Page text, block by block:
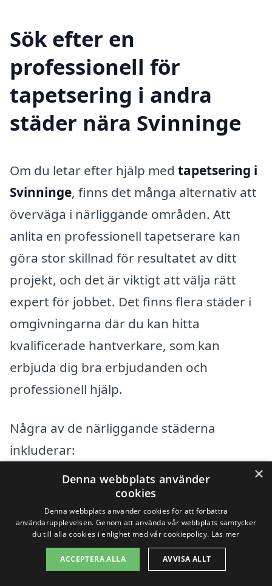
Sök efter en
professionell för
tapetsering i andra
städer nära Svinninge
Om du letar efter hjälp med tapetsering i
Svinninge, finns det många alternativ att
överväga i närliggande områden. Att
anlita en professionell tapetserare kan
göra stor skillnad för resultatet av ditt
projekt, och det är viktigt att välja rätt
expert för jobbet. Det finns flera städer i
omgivningarna där du kan hitta
kvalificerade hantverkare, som kan
erbjuda dig bra erbjudanden och
professionell hjälp.
Några av de närliggande städerna
inkluderar:
Åkersberga
Danderyd
Täby
×
Denna webbplats använder
cookies
Denna webbplats använder cookies för att förbättra
användarupplevelsen. Genom att använda vår webbplats samtycker
du till alla cookies i enlighet med vår cookiepolicy. Läs mer
ACCEPTERA ALLA AVVISA ALLT